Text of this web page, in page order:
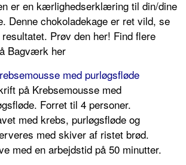
er en kærlighedserklæring til din/dine
Denne chokoladekage er ret vild, se
resultatet. Prøv den her! Find flere
Bagværk her
med purløgsfløde
på Krebsemousse med
Forret til 4 personer.
med krebs, purløgsfløde og
med skiver af ristet brød.
med en arbejdstid på 50 minutter.